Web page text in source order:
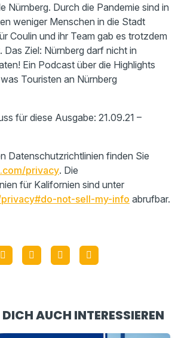
19:56
Nürnberg. Durch die Pandemie sind in
weniger Menschen in die Stadt
Coulin und ihr Team gab es trotzdem
Das Ziel: Nürnberg darf nicht in
Ein Podcast über die Highlights
Touristen an Nürnberg
für diese Ausgabe: 21.09.21 –
Datenschutzrichtlinien finden Sie
privacy. Die
für Kalifornien sind unter
not-sell-my-info abrufbar.
AUCH INTERESSIEREN